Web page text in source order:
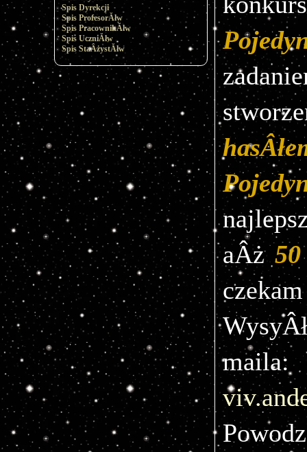
Spis Dyrekcji
Spis ProfesorĂłw
Spis PracownikĂłw
Spis UczniĂłw
Spis StaÂżystĂłw
aÂż
maila: